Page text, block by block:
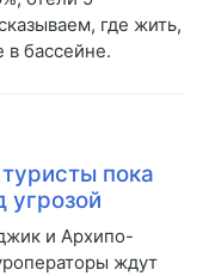
где жить,
в бассейне.
пока
угрозой
и Архипо-
ждут